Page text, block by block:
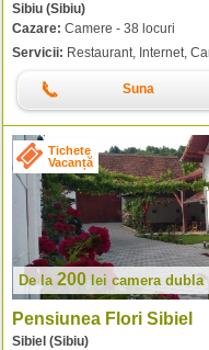
Sibiu (Sibiu)
Cazare: Camere - 38 locuri
Servicii: Restaurant, Internet,
Suna
Tichete
Vacanță
De la 200 lei camera dubla
Pensiunea Flori Sibiel
Sibiel (Sibiu)